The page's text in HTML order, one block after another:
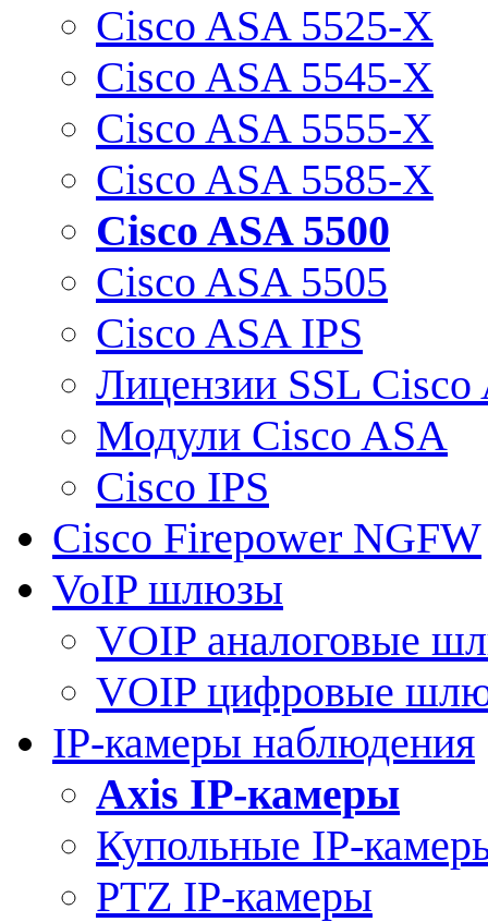
Cisco ASA 5525-X
Cisco ASA 5545-X
Cisco ASA 5555-X
Cisco ASA 5585-X
Cisco ASA 5500
Cisco ASA 5505
Cisco ASA IPS
Лицензии SSL Cisco
Модули Cisco ASA
Cisco IPS
Cisco Firepower NGFW
VoIP шлюзы
VOIP аналоговые
VOIP цифровые
IP-камеры наблюдения
Axis IP-камеры
Купольные IP-
PTZ IP-камеры